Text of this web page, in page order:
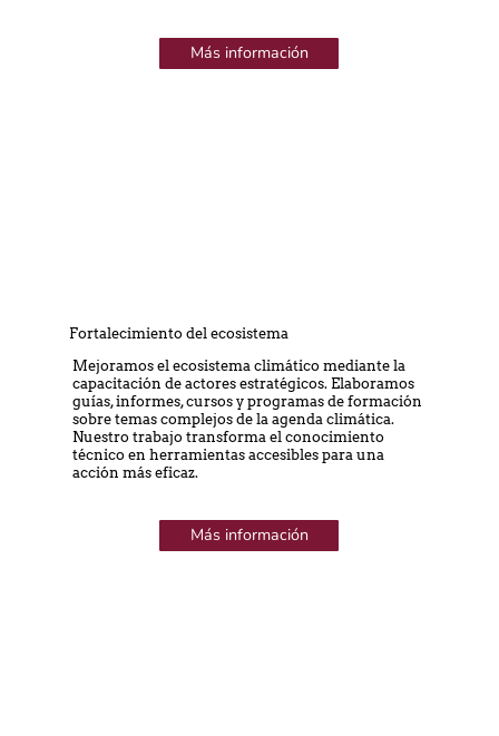
Más información
Fortalecimiento del ecosistema
Mejoramos el ecosistema climático mediante la
capacitación de actores estratégicos. Elaboramos
guías, informes, cursos y programas de formación
sobre temas complejos de la agenda climática.
Nuestro trabajo transforma el conocimiento
técnico en herramientas accesibles para una
acción más eficaz.
Más información